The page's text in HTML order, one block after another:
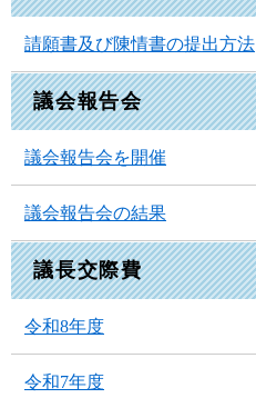
請願書及び陳情書の提出方法
議会報告会
議会報告会を開催
議会報告会の結果
議長交際費
令和8年度
令和7年度